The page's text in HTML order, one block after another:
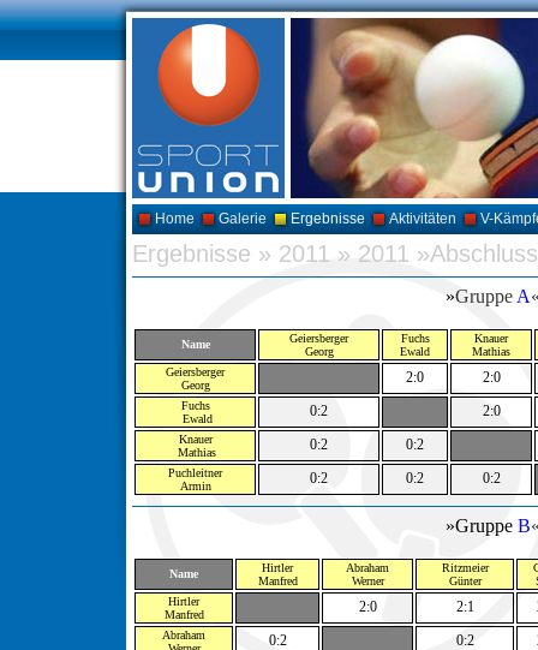
Home Galerie Ergebnisse Aktivitäten V-
Ergebnisse » 2011 » 2011
»Gruppe A
Name
Geiersberger
Georg
Fuchs
Ewald
Knauer
Mathias
Geiersberger
Georg
2:0 2:0
Fuchs
Ewald
0:2 2:0
Knauer
Mathias
0:2 0:2
Puchleitner
Armin
0:2 0:2 0:2
»Gruppe B
Name
Hirtler
Manfred
Abraham
Werner
Ritzmeier
Günter
Hirtler
Manfred
2:0 2:1
Abraham
0:2 0:2